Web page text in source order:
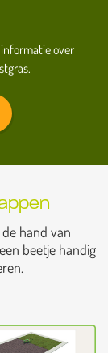
over
hand van
beetje handig